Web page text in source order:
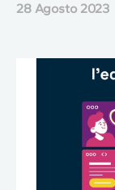
28 Agosto 2023